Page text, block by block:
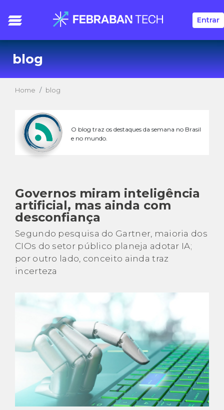
Entrar
blog
Home blog
O blog traz os destaques da semana no Brasil
e no mundo.
Governos miram inteligência
artificial, mas ainda com
desconfiança
Segundo pesquisa do Gartner, maioria dos
CIOs do setor público planeja adotar IA;
por outro lado, conceito ainda traz
incerteza